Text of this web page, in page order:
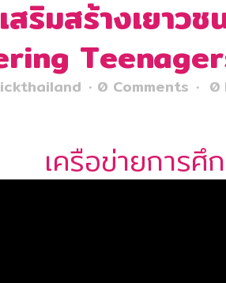
สริมสร้างเยาว
0 Comments 0
เครือข่ายการศึ